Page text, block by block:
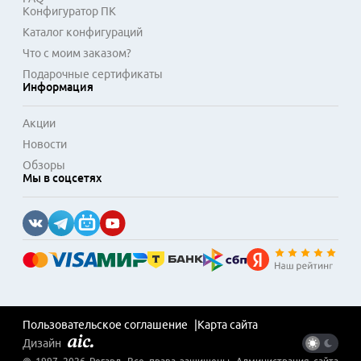
Конфигуратор ПК
Каталог конфигураций
Что с моим заказом?
Подарочные сертификаты
Информация
Акции
Новости
Обзоры
Мы в соцсетях
Пользовательское соглашение
Карта сайта
Дизайн